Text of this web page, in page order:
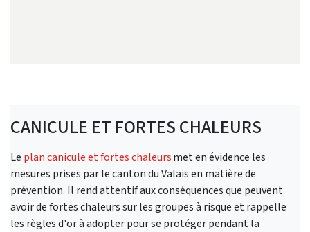
CANICULE ET FORTES CHALEURS
Le plan canicule et fortes chaleursmet en évidence les
mesures prises par le canton du Valais en matière de
prévention. Il rend attentif aux conséquences que peuvent
avoir de fortes chaleurs sur les groupes à risque et rappelle
les règles d'or à adopter pour se protéger pendant la